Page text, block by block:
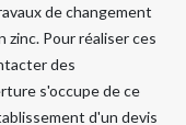
de changement
zinc. Pour réaliser ces
des
s'occupe de ce
d'un devis